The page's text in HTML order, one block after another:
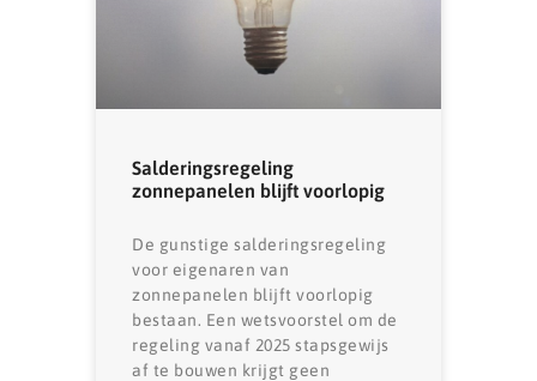
Salderingsregeling
zonnepanelen blijft voorlopig
De gunstige salderingsregeling
voor eigenaren van
zonnepanelen blijft voorlopig
bestaan. Een wetsvoorstel om de
regeling vanaf 2025 stapsgewijs
af te bouwen krijgt geen